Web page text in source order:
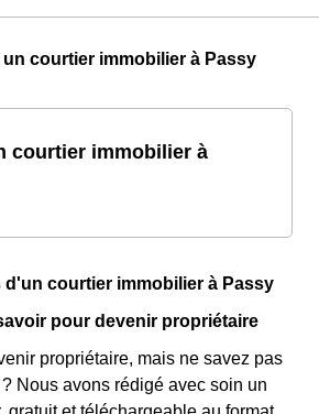
courtier immobilier à Passy
courtier immobilier à
d'un courtier immobilier à Passy
pour devenir propriétaire
propriétaire, mais ne savez pas
Nous avons rédigé avec soin un